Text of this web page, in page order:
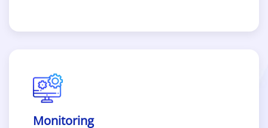
Monitoring